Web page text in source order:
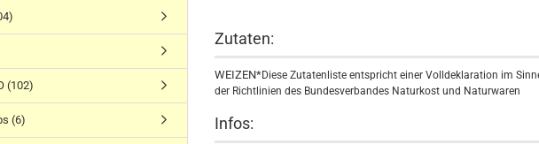
Zutaten:
WEIZEN*Diese Zutatenliste entspricht einer Volldeklaration im
der Richtlinien des Bundesverbandes Naturkost und Naturwaren
Infos:
(102)
(6)